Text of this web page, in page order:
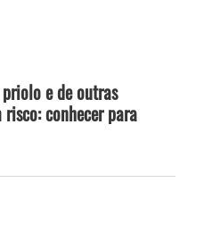
e de outras
risco: conhecer para